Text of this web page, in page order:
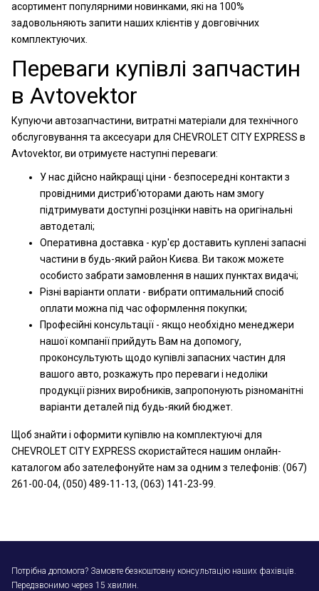
асортимент популярними новинками, які на 100%
задовольняють запити наших клієнтів у довговічних
комплектуючих.
Переваги купівлі запчастин
в Avtovektor
Купуючи автозапчастини, витратні матеріали для технічного
обслуговування та аксесуари для CHEVROLET CITY EXPRESS в
Avtovektor, ви отримуєте наступні переваги:
У нас дійсно найкращі ціни - безпосередні контакти з
провідними дистриб'юторами дають нам змогу
підтримувати доступні розцінки навіть на оригінальні
автодеталі;
Оперативна доставка - кур'єр доставить куплені запасні
частини в будь-який район Києва. Ви також можете
особисто забрати замовлення в наших пунктах видачі;
Різні варіанти оплати - вибрати оптимальний спосіб
оплати можна під час оформлення покупки;
Професійні консультації - якщо необхідно менеджери
нашої компанії прийдуть Вам на допомогу,
проконсультують щодо купівлі запасних частин для
вашого авто, розкажуть про переваги і недоліки
продукції різних виробників, запропонують різноманітні
варіанти деталей під будь-який бюджет.
Щоб знайти і оформити купівлю на комплектуючі для
CHEVROLET CITY EXPRESS скористайтеся нашим онлайн-
каталогом або зателефонуйте нам за одним з телефонів: (067)
261-00-04, (050) 489-11-13, (063) 141-23-99.
Потрібна допомога? Замовте безкоштовну консультацію наших фахівців.
Передзвонимо через 15 хвилин.